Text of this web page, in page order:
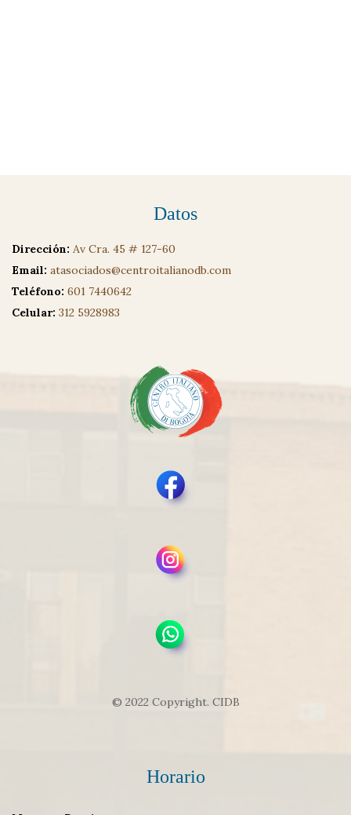
Datos
Dirección: Av Cra. 45 # 127-60
Email: atasociados@centroitalianodb.com
Teléfono: 601 7440642
Celular: 312 5928983
© 2022 Copyright. CIDB
Horario